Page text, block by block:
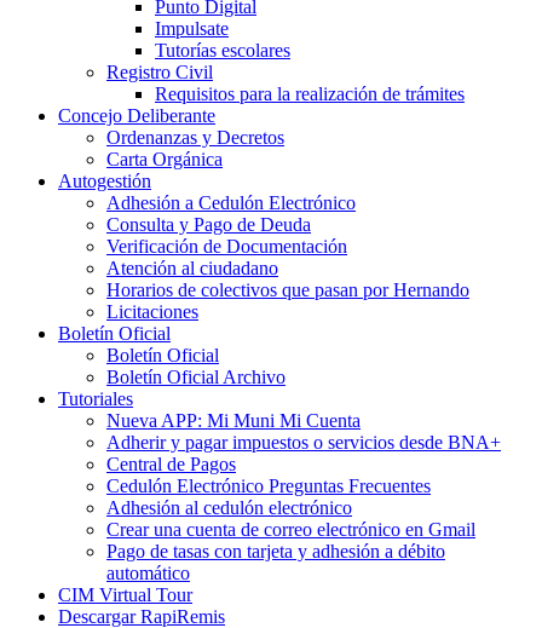
Punto Digital
Impulsate
Tutorías escolares
Registro Civil
Requisitos para la realización de trámites
Concejo Deliberante
Ordenanzas y Decretos
Carta Orgánica
Autogestión
Adhesión a Cedulón Electrónico
Consulta y Pago de Deuda
Verificación de Documentación
Atención al ciudadano
Horarios de colectivos que pasan por Hernando
Licitaciones
Boletín Oficial
Boletín Oficial
Boletín Oficial Archivo
Tutoriales
Nueva APP: Mi Muni Mi Cuenta
Adherir y pagar impuestos o servicios desde BNA+
Central de Pagos
Cedulón Electrónico Preguntas Frecuentes
Adhesión al cedulón electrónico
Crear una cuenta de correo electrónico en Gmail
Pago de tasas con tarjeta y adhesión a débito
automático
CIM Virtual Tour
Descargar RapiRemis